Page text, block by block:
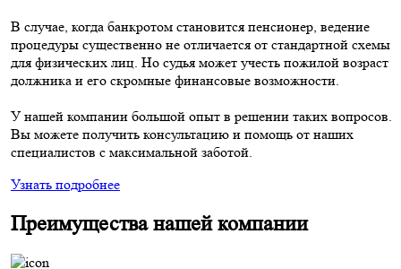
В случае, когда банкротом становится пенсионер, ведение
процедуры существенно не отличается от стандартной схемы
для физических лиц. Но судья может учесть пожилой возраст
должника и его скромные финансовые возможности.
У нашей компании большой опыт в решении таких вопросов.
Вы можете получить консультацию и помощь от наших
специалистов с максимальной заботой.
Узнать подробнее
Преимущества нашей компании